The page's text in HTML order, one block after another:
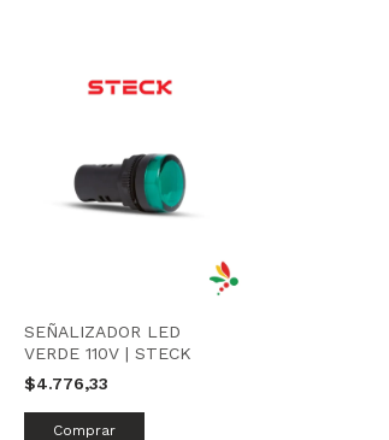
SEÑALIZADOR LED
VERDE 110V | STECK
$4.776,33